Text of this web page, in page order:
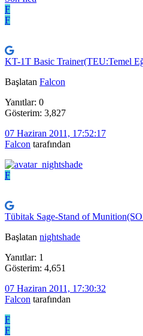
F
F
KT-1T Basic Trainer(TEU:Temel
Başlatan Falcon
Yanıtlar: 0
Gösterim: 3,827
07 Haziran 2011, 17:52:17
Falcon tarafından
F
Tübitak Sage-Stand of
Başlatan nightshade
Yanıtlar: 1
Gösterim: 4,651
07 Haziran 2011, 17:30:32
Falcon tarafından
F
F